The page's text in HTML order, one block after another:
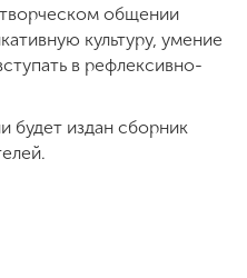
общении
культуру, умение
в рефлексивно-
будет издан сборник